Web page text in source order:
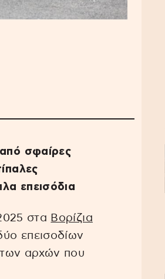
σφαίρες
επεισόδια
στα Βορίζια
επεισοδίων
αρχών που